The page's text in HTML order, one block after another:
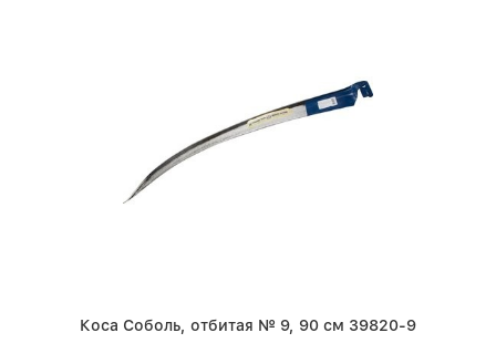
Коса Соболь, отбитая № 9, 90 см 39820-9